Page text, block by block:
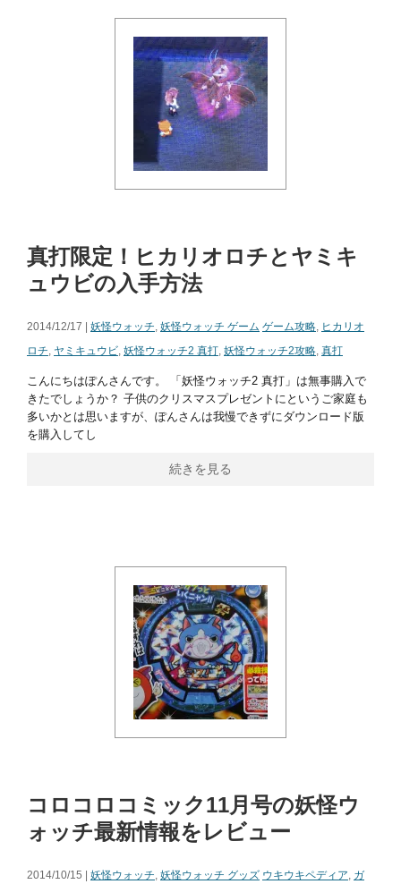
真打限定！ヒカリオロチとヤミキ
ュウビの入手方法
2014/12/17 | 妖怪ウォッチ, 妖怪ウォッチ ゲーム ゲーム攻略, ヒカリオ
ロチ, ヤミキュウビ, 妖怪ウォッチ2 真打, 妖怪ウォッチ2攻略, 真打
こんにちはぽんさんです。 「妖怪ウォッチ2 真打」は無事購入で
きたでしょうか？ 子供のクリスマスプレゼントにというご家庭も
多いかとは思いますが、ぽんさんは我慢できずにダウンロード版
を購入してし
続きを見る
コロコロコミック11月号の妖怪ウ
ォッチ最新情報をレビュー
2014/10/15 | 妖怪ウォッチ, 妖怪ウォッチ グッズ ウキウキペディア, ガ